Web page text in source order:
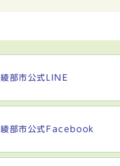
綾部市公式LINE
綾部市公式Facebook